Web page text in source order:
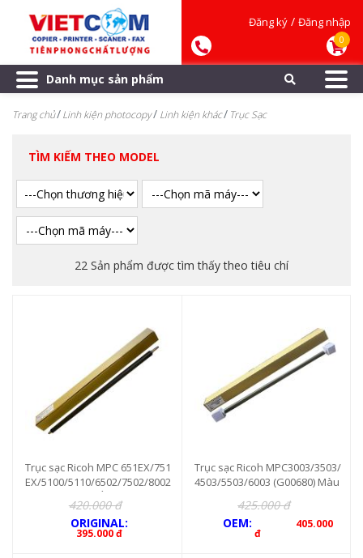
Đăng ký / Đăng nhập
0
Danh mục sản phẩm
Trang chủ Linh kiện photocopy Linh kiện khác Trục Sạc
TÌM KIẾM THEO MODEL
22 Sản phẩm được tìm thấy theo tiêu chí
Trục sạc Ricoh MPC 651EX/751
EX/5100/5110/6502/7502/8002
(Trục xịn màu VÀNG) (G00956)
420.000 đ
ORIGINAL:
395.000 đ
Trục sạc Ricoh MPC3003/3503/
4503/5503/6003 (G00680) Màu
425.000 đ
OEM:
405.000
đ